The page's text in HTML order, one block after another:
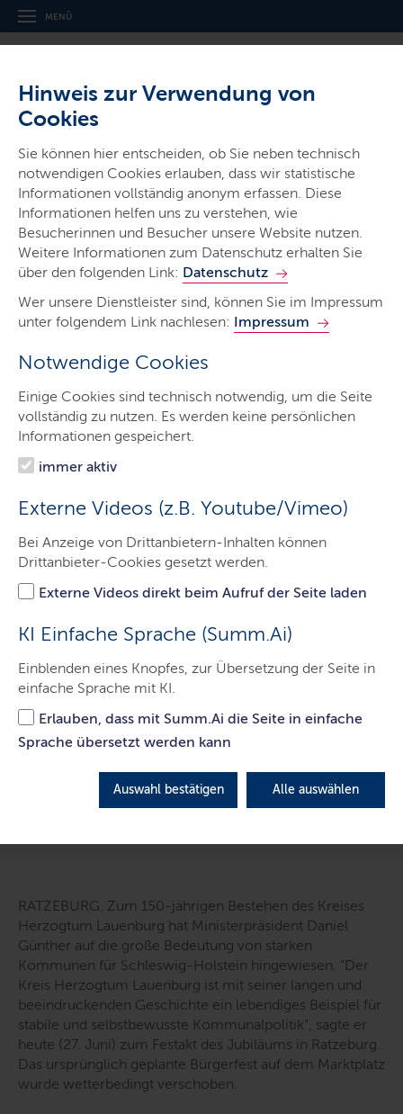
Hinweis zur Verwendung von
Cookies
Sie können hier entscheiden, ob Sie neben technisch
notwendigen Cookies erlauben, dass wir statistische
Informationen vollständig anonym erfassen. Diese
Informationen helfen uns zu verstehen, wie
Besucherinnen und Besucher unsere Website nutzen.
Weitere Informationen zum Datenschutz erhalten Sie
über den folgenden Link: Datenschutz
Wer unsere Dienstleister sind, können Sie im Impressum
unter folgendem Link nachlesen: Impressum
Notwendige Cookies
Einige Cookies sind technisch notwendig, um die Seite
vollständig zu nutzen. Es werden keine persönlichen
Informationen gespeichert.
immer aktiv
Externe Videos (z.B. Youtube/Vimeo)
Bei Anzeige von Drittanbietern-Inhalten können
Drittanbieter-Cookies gesetzt werden.
Externe Videos direkt beim Aufruf der Seite laden
KI Einfache Sprache (Summ.Ai)
Einblenden eines Knopfes, zur Übersetzung der Seite in
einfache Sprache mit KI.
Erlauben, dass mit Summ.Ai die Seite in einfache
Sprache übersetzt werden kann
Auswahl bestätigen Alle auswählen
MENÜ
Der Ministerpräsident -
Staatskanzlei
Ministerien & Behörden
Start
Ministerpräsident
Staatskanzlei
Themen
Presse
Service
150 Jahre Kreis Herzogtum
Lauenburg: Ministerpräsident
Günther würdigt stabile
Kommunalpolitik und
gesellschaftliches Miteinander
RATZEBURG. Zum 150-jährigen Bestehen des Kreises
Herzogtum Lauenburg hat Ministerpräsident Daniel
Günther auf die große Bedeutung von starken
Kommunen für Schleswig-Holstein hingewiesen. "Der
Kreis Herzogtum Lauenburg ist mit seiner langen und
beeindruckenden Geschichte ein lebendiges Beispiel für
stabile und selbstbewusste Kommunalpolitik", sagte er
heute (27. Juni) zum Festakt des Jubiläums in Ratzeburg.
Das ursprünglich geplante Bürgerfest auf dem Marktplatz
wurde wetterbedingt verschoben.